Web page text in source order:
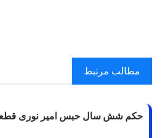
مطالب مرتبط
حکم شش سال حبس امیر نوری